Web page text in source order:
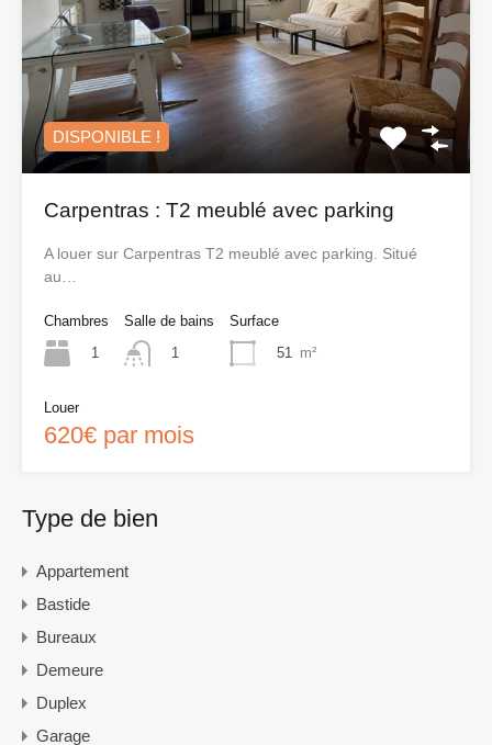
DISPONIBLE !
Carpentras : T2 meublé avec parking
A louer sur Carpentras T2 meublé avec parking. Situé
au…
Chambres
1
Salle de bains
1
Surface
51
m²
Louer
620€ par mois
Type de bien
Appartement
Bastide
Bureaux
Demeure
Duplex
Garage